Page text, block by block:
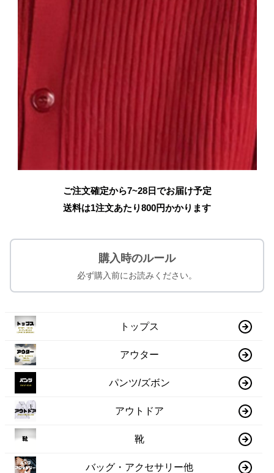
ご注文確定から7~28日でお届け予定
送料は1注文あたり800円かかります
購入時のルール
必ず購入前にお読みください。
トップス
アウター
パンツ/ズボン
アウトドア
靴
バッグ・アクセサリー他